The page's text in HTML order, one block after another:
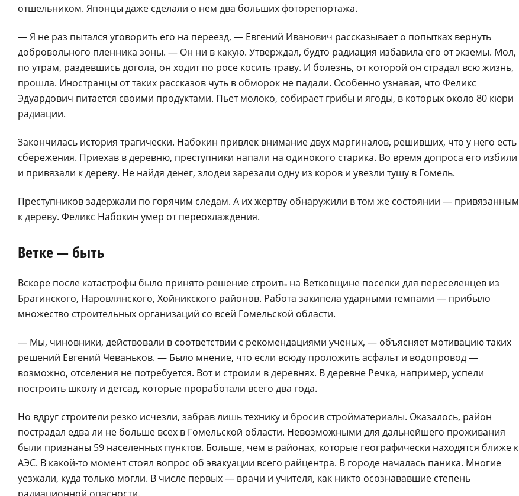
отшельником. Японцы даже сделали о нем два больших фоторепортажа.
— Я не раз пытался уговорить его на переезд, — Евгений Иванович рассказывает о попытках вернуть
добровольного пленника зоны. — Он ни в какую. Утверждал, будто радиация избавила его от экземы. Мол,
по утрам, раздевшись догола, он ходит по росе косить траву. И болезнь, от которой он страдал всю жизнь,
прошла. Иностранцы от таких рассказов чуть в обморок не падали. Особенно узнавая, что Феликс
Эдуардович питается своими продуктами. Пьет молоко, собирает грибы и ягоды, в которых около 80 кюри
радиации.
Закончилась история трагически. Набокин привлек внимание двух маргиналов, решивших, что у него есть
сбережения. Приехав в деревню, преступники напали на одинокого старика. Во время допроса его избили
и привязали к дереву. Не найдя денег, злодеи зарезали одну из коров и увезли тушу в Гомель.
Преступников задержали по горячим следам. А их жертву обнаружили в том же состоянии — привязанным
к дереву. Феликс Набокин умер от переохлаждения.
Ветке — быть
Вскоре после катастрофы было принято решение строить на Ветковщине поселки для переселенцев из
Брагинского, Наровлянского, Хойникского районов. Работа закипела ударными темпами — прибыло
множество строительных организаций со всей Гомельской области.
— Мы, чиновники, действовали в соответствии с рекомендациями ученых, — объясняет мотивацию таких
решений Евгений Чеваньков. — Было мнение, что если всюду проложить асфальт и водопровод —
возможно, отселения не потребуется. Вот и строили в деревнях. В деревне Речка, например, успели
построить школу и детсад, которые проработали всего два года.
Но вдруг строители резко исчезли, забрав лишь технику и бросив стройматериалы. Оказалось, район
пострадал едва ли не больше всех в Гомельской области. Невозможными для дальнейшего проживания
были признаны 59 населенных пунктов. Больше, чем в районах, которые географически находятся ближе к
АЭС. В какой-то момент стоял вопрос об эвакуации всего райцентра. В городе началась паника. Многие
уезжали, куда только могли. В числе первых — врачи и учителя, как никто осознававшие степень